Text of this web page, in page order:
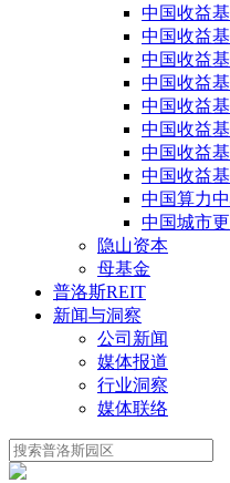
中国收益
中国收益
中国收益
中国收益
中国收益
中国收益
中国收益
中国收益
中国算力
中国城市
隐山资本
母基金
普洛斯REIT
新闻与洞察
公司新闻
媒体报道
行业洞察
媒体联络